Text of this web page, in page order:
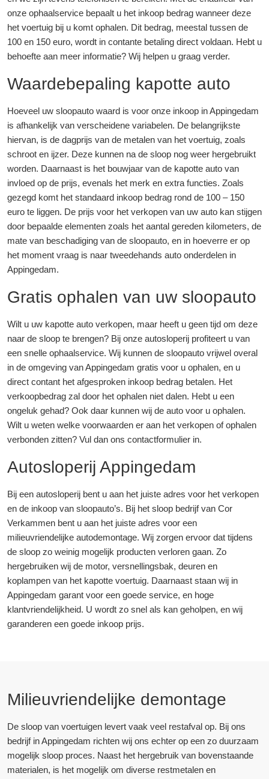
onze ophaalservice bepaalt u het inkoop bedrag wanneer deze
het voertuig bij u komt ophalen. Dit bedrag, meestal tussen de
100 en 150 euro, wordt in contante betaling direct voldaan. Hebt u
behoefte aan meer informatie? Wij helpen u graag verder.
Waardebepaling kapotte auto
Hoeveel uw sloopauto waard is voor onze inkoop in Appingedam
is afhankelijk van verscheidene variabelen. De belangrijkste
hiervan, is de dagprijs van de metalen van het voertuig, zoals
schroot en ijzer. Deze kunnen na de sloop nog weer hergebruikt
worden. Daarnaast is het bouwjaar van de kapotte auto van
invloed op de prijs, evenals het merk en extra functies. Zoals
gezegd komt het standaard inkoop bedrag rond de 100 – 150
euro te liggen. De prijs voor het verkopen van uw auto kan stijgen
door bepaalde elementen zoals het aantal gereden kilometers, de
mate van beschadiging van de sloopauto, en in hoeverre er op
het moment vraag is naar tweedehands auto onderdelen in
Appingedam.
Gratis ophalen van uw sloopauto
Wilt u uw kapotte auto verkopen, maar heeft u geen tijd om deze
naar de sloop te brengen? Bij onze autosloperij profiteert u van
een snelle ophaalservice. Wij kunnen de sloopauto vrijwel overal
in de omgeving van Appingedam gratis voor u ophalen, en u
direct contant het afgesproken inkoop bedrag betalen. Het
verkoopbedrag zal door het ophalen niet dalen. Hebt u een
ongeluk gehad? Ook daar kunnen wij de auto voor u ophalen.
Wilt u weten welke voorwaarden er aan het verkopen of ophalen
verbonden zitten? Vul dan ons contactformulier in.
Autosloperij Appingedam
Bij een autosloperij bent u aan het juiste adres voor het verkopen
en de inkoop van sloopauto’s. Bij het sloop bedrijf van Cor
Verkammen bent u aan het juiste adres voor een
milieuvriendelijke autodemontage. Wij zorgen ervoor dat tijdens
de sloop zo weinig mogelijk producten verloren gaan. Zo
hergebruiken wij de motor, versnellingsbak, deuren en
koplampen van het kapotte voertuig. Daarnaast staan wij in
Appingedam garant voor een goede service, en hoge
klantvriendelijkheid. U wordt zo snel als kan geholpen, en wij
garanderen een goede inkoop prijs.
Milieuvriendelijke demontage
De sloop van voertuigen levert vaak veel restafval op. Bij ons
bedrijf in Appingedam richten wij ons echter op een zo duurzaam
mogelijk sloop proces. Naast het hergebruik van bovenstaande
materialen, is het mogelijk om diverse restmetalen en